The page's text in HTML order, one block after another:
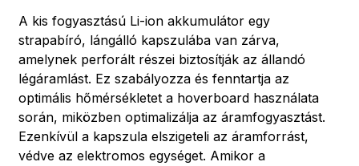
A kis fogyasztású Li-ion akkumulátor egy
strapabíró, lángálló kapszulába van zárva,
amelynek perforált részei biztosítják az állandó
légáramlást. Ez szabályozza és fenntartja az
optimális hőmérsékletet a hoverboard használata
során, miközben optimalizálja az áramfogyasztást.
Ezenkívül a kapszula elszigeteli az áramforrást,
védve az elektromos egységet. Amikor a